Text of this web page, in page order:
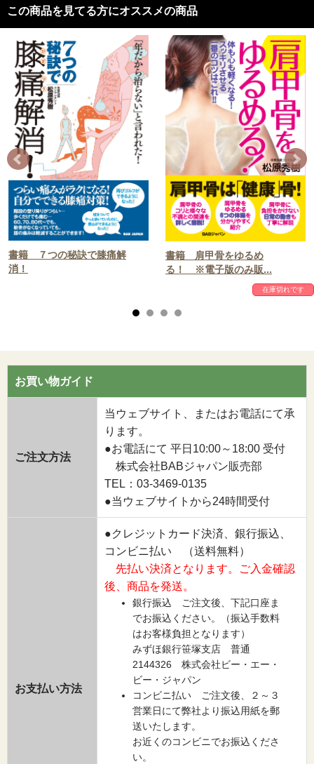
この商品を見てる方にオススメの商品
書籍 ７つの秘訣で膝痛解
消！
書籍 肩甲骨をゆるめ
る！ ※電子版のみ販...
在庫切れです
お買い物ガイド
ご注文方法
当ウェブサイト、またはお電話にて承
ります。
●お電話にて 平日10:00～18:00 受付
株式会社BABジャパン販売部
TEL：03-3469-0135
●当ウェブサイトから24時間受付
お支払い方法
●クレジットカード決済、銀行振込、
コンビニ払い （送料無料）
先払い決済となります。ご入金確認
後、商品を発送。
銀行振込 ご注文後、下記口座ま
でお振込ください。（振込手数料
はお客様負担となります）
みずほ銀行笹塚支店 普通
2144326 株式会社ビー・エー・
ビー・ジャパン
コンビニ払い ご注文後、２～３
営業日にて弊社より振込用紙を郵
送いたします。
お近くのコンビニでお振込くださ
い。